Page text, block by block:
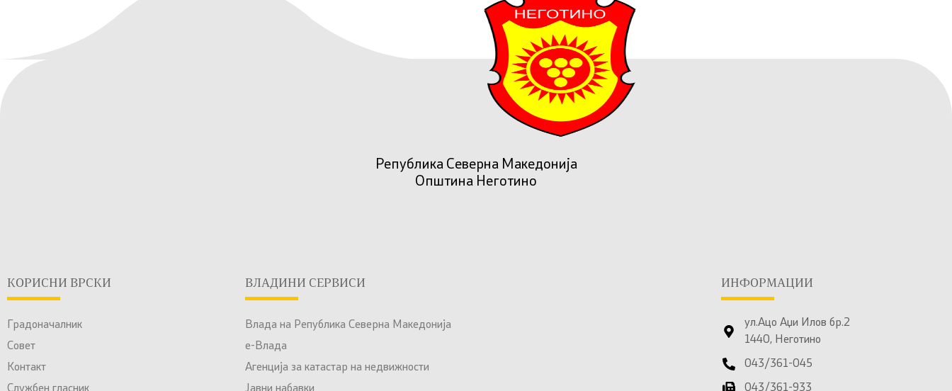
Република Северна Македонија
Општина Неготино
КОРИСНИ ВРСКИ
Градоначалник
Совет
Контакт
ВЛАДИНИ СЕРВИСИ
Влада на Република Северна Македонија
е-Влада
Агенција за катастар на недвижности
ИНФОРМАЦИИ
ул.Ацо Аџи Илов бр.2
1440, Неготино
043/361-045
043/361-933